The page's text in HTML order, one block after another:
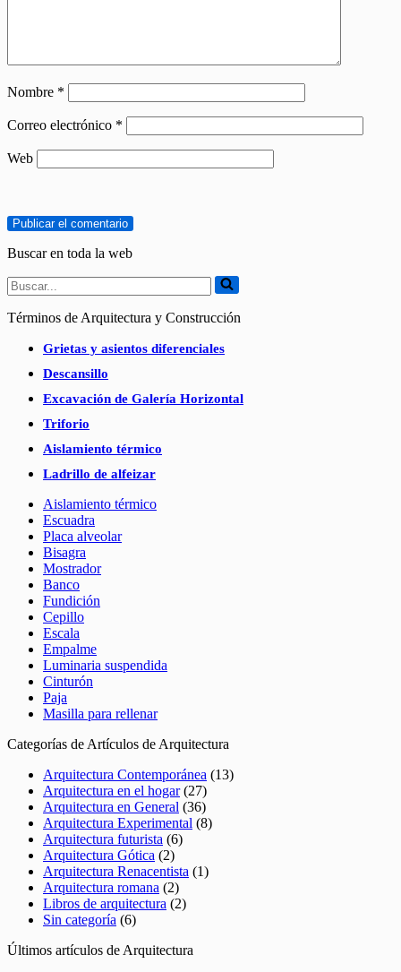
Nombre *
Correo electrónico *
Web
Buscar en toda la web
Buscar...
Términos de Arquitectura y Construcción
Grietas y asientos diferenciales
Descansillo
Excavación de Galería Horizontal
Triforio
Aislamiento térmico
Ladrillo de alfeizar
Aislamiento térmico
Escuadra
Placa alveolar
Bisagra
Mostrador
Banco
Fundición
Cepillo
Escala
Empalme
Luminaria suspendida
Cinturón
Paja
Masilla para rellenar
Categorías de Artículos de Arquitectura
Arquitectura Contemporánea (13)
Arquitectura en el hogar(27)
Arquitectura en General (36)
Arquitectura Experimental (8)
Arquitectura futurista (6)
Arquitectura Gótica (2)
Arquitectura Renacentista (1)
Arquitectura romana (2)
Libros de arquitectura (2)
Sin categoría (6)
Últimos artículos de Arquitectura